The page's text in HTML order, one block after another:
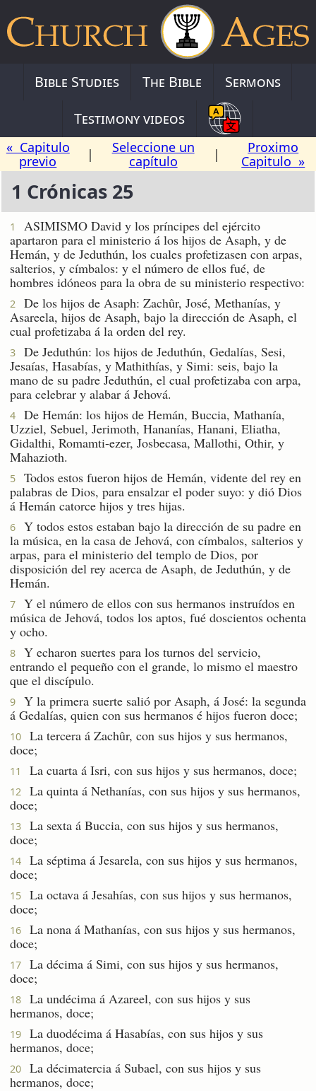
Bible Studies The Bible
Sermons
Testimony videos
« Capitulo
previo
|
Seleccione un
capítulo
|
Proximo
Capitulo »
1 Crónicas 25
1
ASIMISMO David y los príncipes del ejército
apartaron para el ministerio á los hijos de Asaph, y de
Hemán, y de Jeduthún, los cuales profetizasen con arpas,
salterios, y címbalos: y el número de ellos fué, de
hombres idóneos para la obra de su ministerio respectivo:
2
De los hijos de Asaph: Zachûr, José, Methanías, y
Asareela, hijos de Asaph, bajo la dirección de Asaph, el
cual profetizaba á la orden del rey.
3
De Jeduthún: los hijos de Jeduthún, Gedalías, Sesi,
Jesaías, Hasabías, y Mathithías, y Simi: seis, bajo la
mano de su padre Jeduthún, el cual profetizaba con arpa,
para celebrar y alabar á Jehová.
4
De Hemán: los hijos de Hemán, Buccia, Mathanía,
Uzziel, Sebuel, Jerimoth, Hananías, Hanani, Eliatha,
Gidalthi, Romamti-ezer, Josbecasa, Mallothi, Othir, y
Mahazioth.
5
Todos estos fueron hijos de Hemán, vidente del rey en
palabras de Dios, para ensalzar el poder suyo: y dió Dios
á Hemán catorce hijos y tres hijas.
6
Y todos estos estaban bajo la dirección de su padre en
la música, en la casa de Jehová, con címbalos, salterios y
arpas, para el ministerio del templo de Dios, por
disposición del rey acerca de Asaph, de Jeduthún, y de
Hemán.
7
Y el número de ellos con sus hermanos instruídos en
música de Jehová, todos los aptos, fué doscientos ochenta
y ocho.
8
Y echaron suertes para los turnos del servicio,
entrando el pequeño con el grande, lo mismo el maestro
que el discípulo.
9
Y la primera suerte salió por Asaph, á José: la segunda
á Gedalías, quien con sus hermanos é hijos fueron doce;
10
La tercera á Zachûr, con sus hijos y sus hermanos,
doce;
11 La cuarta á Isri, con sus hijos y sus hermanos, doce;
12
La quinta á Nethanías, con sus hijos y sus hermanos,
doce;
13
La sexta á Buccia, con sus hijos y sus hermanos,
doce;
14
La séptima á Jesarela, con sus hijos y sus hermanos,
doce;
15
La octava á Jesahías, con sus hijos y sus hermanos,
doce;
16
La nona á Mathanías, con sus hijos y sus hermanos,
doce;
17
La décima á Simi, con sus hijos y sus hermanos,
doce;
18
La undécima á Azareel, con sus hijos y sus
hermanos, doce;
19
La duodécima á Hasabías, con sus hijos y sus
hermanos, doce;
20
La décimatercia á Subael, con sus hijos y sus
hermanos, doce;